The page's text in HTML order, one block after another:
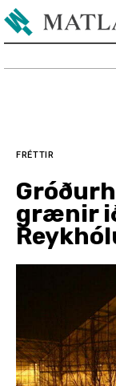
Fólkið
FRÉTTIR
grænir